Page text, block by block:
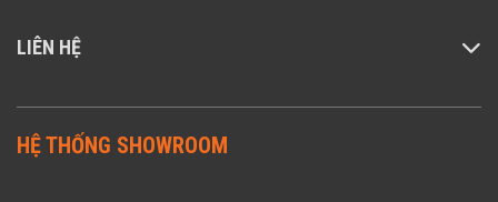
LIÊN HỆ
HỆ THỐNG SHOWROOM